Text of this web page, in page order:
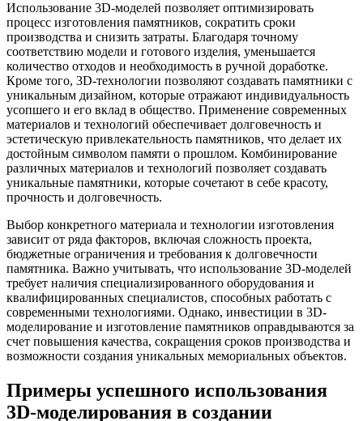
Использование 3D-моделей позволяет оптимизировать
процесс изготовления памятников, сократить сроки
производства и снизить затраты. Благодаря точному
соответствию модели и готового изделия, уменьшается
количество отходов и необходимость в ручной доработке.
Кроме того, 3D-технологии позволяют создавать памятники с
уникальным дизайном, которые отражают индивидуальность
усопшего и его вклад в общество. Применение современных
материалов и технологий обеспечивает долговечность и
эстетическую привлекательность памятников, что делает их
достойным символом памяти о прошлом. Комбинирование
различных материалов и технологий позволяет создавать
уникальные памятники, которые сочетают в себе красоту,
прочность и долговечность.
Выбор конкретного материала и технологии изготовления
зависит от ряда факторов, включая сложность проекта,
бюджетные ограничения и требования к долговечности
памятника. Важно учитывать, что использование 3D-моделей
требует наличия специализированного оборудования и
квалифицированных специалистов, способных работать с
современными технологиями. Однако, инвестиции в 3D-
моделирование и изготовление памятников оправдываются за
счет повышения качества, сокращения сроков производства и
возможности создания уникальных мемориальных объектов.
Примеры успешного использования
3D-моделирования в создании